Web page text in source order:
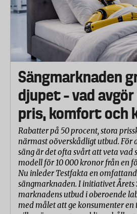
Sängmarknaden
djupet – vad
pris, komfort och
Rabatter på 50 procent, stora
närmast oöverskådligt utbud. För
säng är det ofta svårt att veta vad
modell för 10 000 kronor från en
Nu inleder Testfakta en
sängmarknaden. I initiativet Årets
marknadens utbud i oberoende
med målet att ge konsumenter